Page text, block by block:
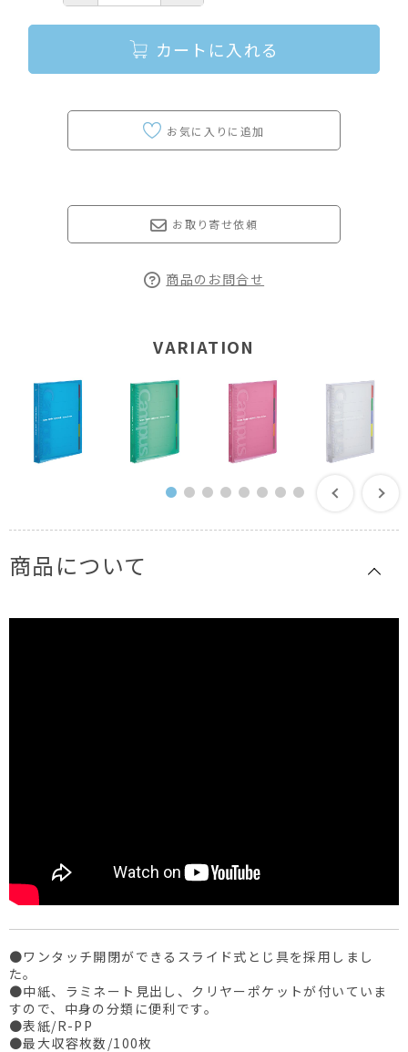
カートに入れる
お取り寄せ依頼
商品のお問合せ
VARIATION
商品について
●ワンタッチ開閉ができるスライド式とじ具を採用しまし
た。
●中紙、ラミネート見出し、クリヤーポケットが付いていま
すので、中身の分類に便利です。
●表紙/R-PP
●最大収容枚数/100枚